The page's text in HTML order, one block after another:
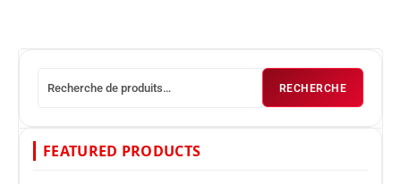
RECHERCHE
FEATURED PRODUCTS